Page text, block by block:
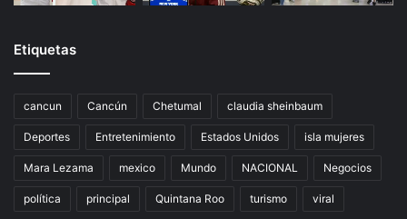
Etiquetas
cancun Cancún Chetumal claudia sheinbaum
Deportes Entretenimiento Estados Unidos isla mujeres
Mara Lezama mexico Mundo NACIONAL Negocios
política principal Quintana Roo turismo viral